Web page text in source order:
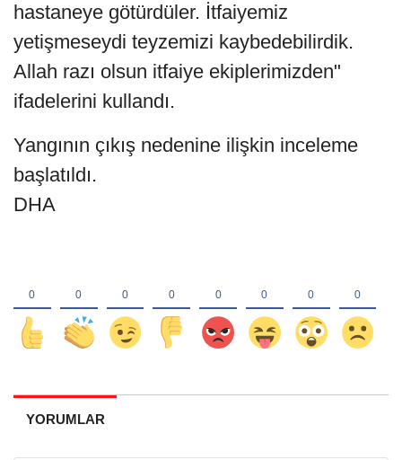
hastaneye götürdüler. İtfaiyemiz
yetişmeseydi teyzemizi kaybedebilirdik.
Allah razı olsun itfaiye ekiplerimizden"
ifadelerini kullandı.
Yangının çıkış nedenine ilişkin inceleme
başlatıldı.
DHA
YORUMLAR